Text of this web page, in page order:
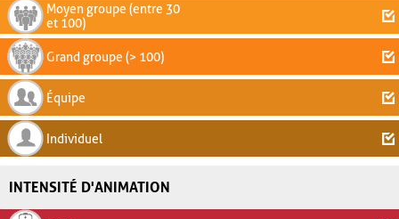
Moyen groupe (entre 30
et 100)
Grand groupe (> 100)
Équipe
Individuel
INTENSITÉ D'ANIMATION